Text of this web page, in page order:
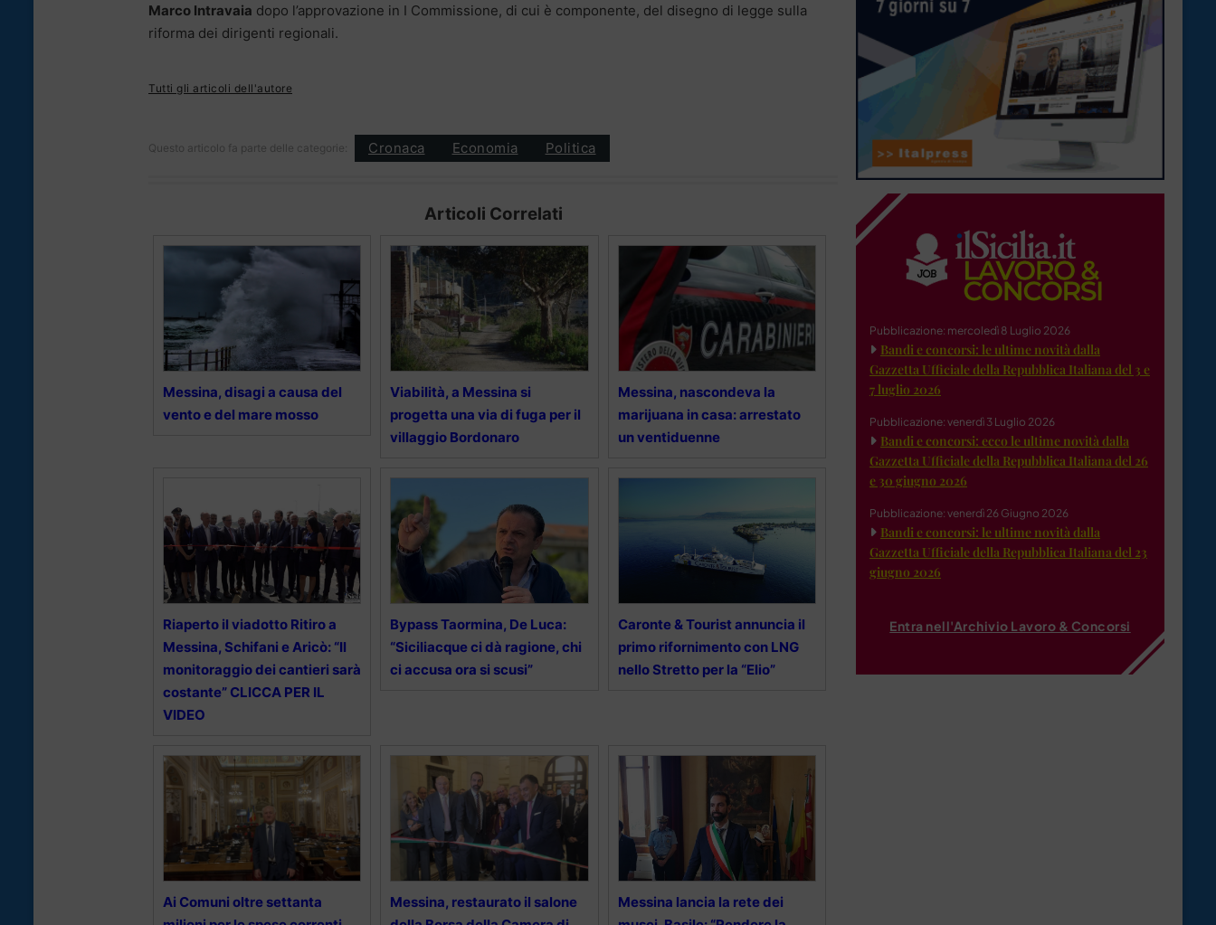
Marco Intravaia dopo l’approvazione in I Commissione, di cui è componente, del disegno di legge sulla
riforma dei dirigenti regionali.
Tutti gli articoli dell'autore
Questo articolo fa parte delle categorie: Cronaca Economia Politica
Articoli Correlati
Messina, disagi a causa del
vento e del mare mosso
Viabilità, a Messina si
progetta una via di fuga per il
villaggio Bordonaro
Messina, nascondeva la
marijuana in casa: arrestato
un ventiduenne
Riaperto il viadotto Ritiro a
Messina, Schifani e Aricò: “Il
monitoraggio dei cantieri sarà
costante” CLICCA PER IL
VIDEO
Bypass Taormina, De Luca:
“Siciliacque ci dà ragione, chi
ci accusa ora si scusi”
Caronte & Tourist annuncia il
primo rifornimento con LNG
nello Stretto per la “Elio”
Ai Comuni oltre settanta
Messina, restaurato il salone
Messina lancia la rete dei
Pubblicazione: mercoledì 8 Luglio 2026
Bandi e concorsi: le ultime novità dalla
Gazzetta Ufficiale della Repubblica Italiana del 3 e
7 luglio 2026
Pubblicazione: venerdì 3 Luglio 2026
Bandi e concorsi: ecco le ultime novità dalla
Gazzetta Ufficiale della Repubblica Italiana del 26
e 30 giugno 2026
Pubblicazione: venerdì 26 Giugno 2026
Bandi e concorsi: le ultime novità dalla
Gazzetta Ufficiale della Repubblica Italiana del 23
giugno 2026
Entra nell'Archivio Lavoro & Concorsi